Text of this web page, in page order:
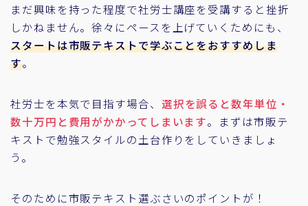
まだ興味を持った程度で社労士講座を受講すると挫折
しかねません。徐々にペースを上げていくためにも、
スタートは市販テキストで学ぶことをおすすめしま
す。
社労士を本気で目指す場合、 選択を誤ると数年単位・
数十万円と費用がかかってしまいます。まずは市販テ
キストで勉強スタイルの土台作りをしていきましょ
う。
そのために市販テキスト選ぶさいのポイントが！